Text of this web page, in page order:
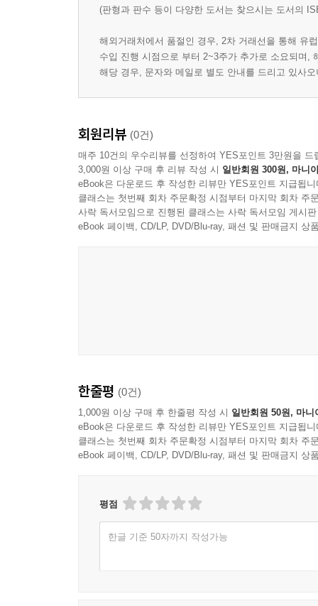
(판형과 판수 등이 다양한 도서는 찾으시는 도서의
해외거래처에서 품절인 경우, 2차 거래선을 통해 유
수입 진행 시점으로 부터 2~3주가 추가로 소요되며,
해당 경우, 문자와 메일로 별도 안내를 드리고 있사
회원리뷰 (0건)
매주 10건의 우수리뷰를 선정하여 YES포인트 3만원을 드
3,000원 이상 구매 후 리뷰 작성 시 일반회원 300원, 마니
eBook은 다운로드 후 작성한 리뷰만 YES포인트 지급됩니
클래스는 첫번째 회차 주문확정 시점부터 마지막 회차 주
사락 독서모임으로 진행된 클래스는 사락 독서모임 게시
eBook 페이백, CD/LP, DVD/Blu-ray, 패션 및 판매금지 상
한줄평 (0건)
1,000원 이상 구매 후 한줄평 작성 시 일반회원 50원, 마니
eBook은 다운로드 후 작성한 리뷰만 YES포인트 지급됩니
클래스는 첫번째 회차 주문확정 시점부터 마지막 회차 주
eBook 페이백, CD/LP, DVD/Blu-ray, 패션 및 판매금지 상
평점
한글 기준 50자까지 작성가능